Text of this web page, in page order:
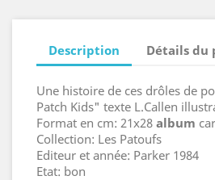
Description Détails du
Une histoire de ces drôles de
Patch Kids" texte L.Callen
Format en cm: 21x28 album
Collection: Les Patoufs
Editeur et année: Parker 1984
Etat: bon